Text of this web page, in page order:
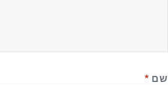
שם *